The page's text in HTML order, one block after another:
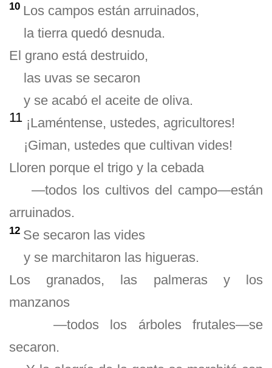
10 Los campos están arruinados,
la tierra quedó desnuda.
El grano está destruido,
las uvas se secaron
y se acabó el aceite de oliva.
11 ¡Laméntense, ustedes, agricultores!
¡Giman, ustedes que cultivan vides!
Lloren porque el trigo y la cebada
—todos los cultivos del campo—están
arruinados.
12 Se secaron las vides
y se marchitaron las higueras.
Los granados, las palmeras y los
manzanos
—todos los árboles frutales—se
secaron.